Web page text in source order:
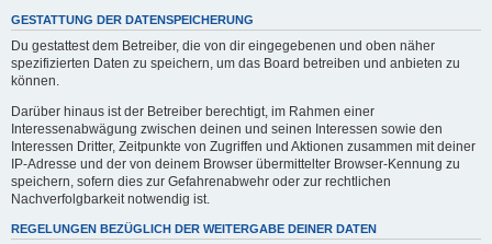
GESTATTUNG DER DATENSPEICHERUNG
Du gestattest dem Betreiber, die von dir eingegebenen und oben näher
spezifizierten Daten zu speichern, um das Board betreiben und anbieten zu
können.
Darüber hinaus ist der Betreiber berechtigt, im Rahmen einer
Interessenabwägung zwischen deinen und seinen Interessen sowie den
Interessen Dritter, Zeitpunkte von Zugriffen und Aktionen zusammen mit deiner
IP-Adresse und der von deinem Browser übermittelter Browser-Kennung zu
speichern, sofern dies zur Gefahrenabwehr oder zur rechtlichen
Nachverfolgbarkeit notwendig ist.
REGELUNGEN BEZÜGLICH DER WEITERGABE DEINER DATEN